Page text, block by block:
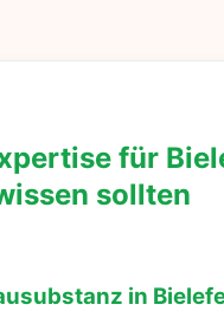
für
sollten
in